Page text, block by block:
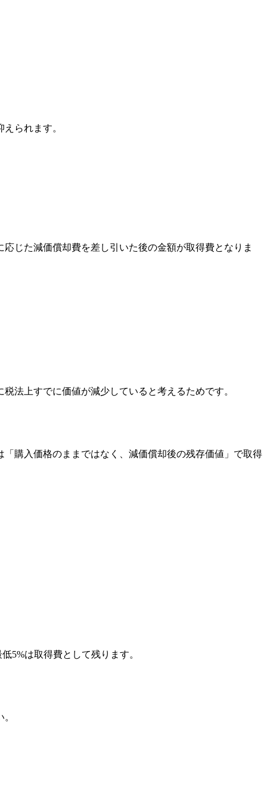
られます。
じた減価償却費を差し引いた後の金額が取得費となりま
法上すでに価値が減少していると考えるためです。
購入価格のままではなく、減価償却後の残存価値」で取得
5%は取得費として残ります。